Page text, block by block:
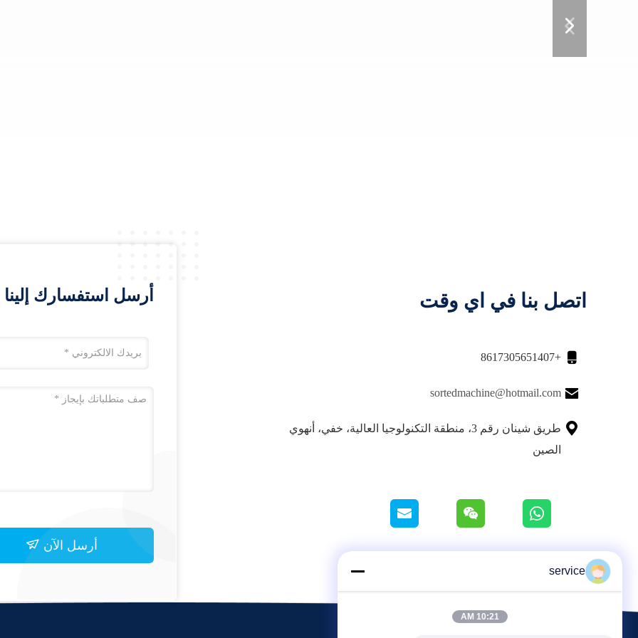
اتصل بنا في اي وقت

+8617305651407

sortedmachine@hotmail.com

طريق شينان رقم 3، منطقة التكنولوجيا العالية، خفي، أنهوي
الصين
أرسل استفسارك
أرسل الآن
service
10:21 AM